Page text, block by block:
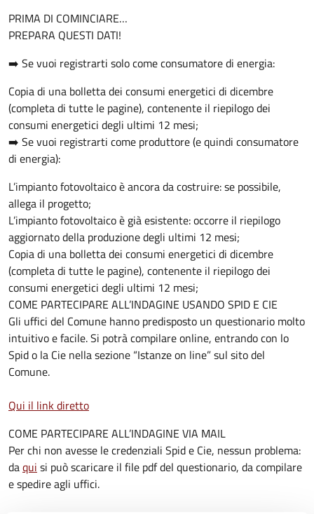
PRIMA DI COMINCIARE…
PREPARA QUESTI DATI!
➡️ Se vuoi registrarti solo come consumatore di energia:
Copia di una bolletta dei consumi energetici di dicembre
(completa di tutte le pagine), contenente il riepilogo dei
consumi energetici degli ultimi 12 mesi;
➡️ Se vuoi registrarti come produttore (e quindi consumatore
di energia):
L’impianto fotovoltaico è ancora da costruire: se possibile,
allega il progetto;
L’impianto fotovoltaico è già esistente: occorre il riepilogo
aggiornato della produzione degli ultimi 12 mesi;
Copia di una bolletta dei consumi energetici di dicembre
(completa di tutte le pagine), contenente il riepilogo dei
consumi energetici degli ultimi 12 mesi;
COME PARTECIPARE ALL’INDAGINE USANDO SPID E CIE
Gli uffici del Comune hanno predisposto un questionario molto
intuitivo e facile. Si potrà compilare online, entrando con lo
Spid o la Cie nella sezione “Istanze on line” sul sito del
Comune.
Qui il link diretto
COME PARTECIPARE ALL’INDAGINE VIA MAIL
Per chi non avesse le credenziali Spid e Cie, nessun problema:
daqui si può scaricare il file pdf del questionario, da compilare
e spedire agli uffici.